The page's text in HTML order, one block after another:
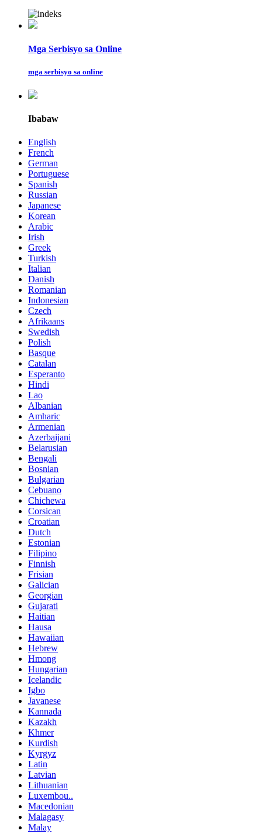
Mga Serbisyo sa Online
mga serbisyo sa online
Ibabaw
English
French
German
Portuguese
Spanish
Russian
Japanese
Korean
Arabic
Irish
Greek
Turkish
Italian
Danish
Romanian
Indonesian
Czech
Afrikaans
Swedish
Polish
Basque
Catalan
Esperanto
Hindi
Lao
Albanian
Amharic
Armenian
Azerbaijani
Belarusian
Bengali
Bosnian
Bulgarian
Cebuano
Chichewa
Corsican
Croatian
Dutch
Estonian
Filipino
Finnish
Frisian
Galician
Georgian
Gujarati
Haitian
Hausa
Hawaiian
Hebrew
Hmong
Hungarian
Icelandic
Igbo
Javanese
Kannada
Kazakh
Khmer
Kurdish
Kyrgyz
Latin
Latvian
Lithuanian
Luxembou..
Macedonian
Malagasy
Malay